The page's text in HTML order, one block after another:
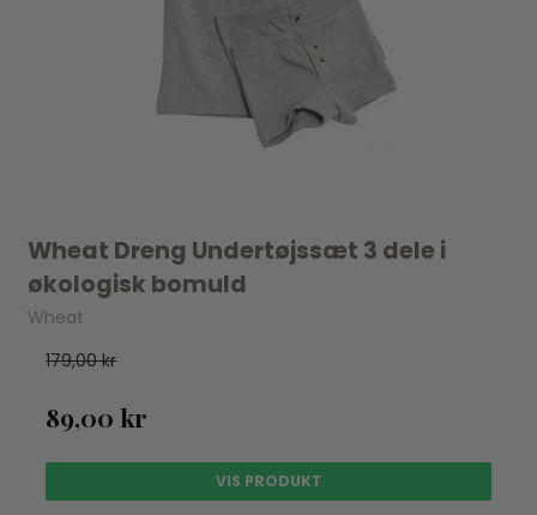
Wheat Dreng Undertøjssæt 3 dele i
økologisk bomuld
Wheat
179,00 kr
89,00 kr
VIS PRODUKT